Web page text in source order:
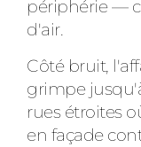
périphérie —
d'air.
Côté bruit,
grimpe
rues étroites
en façade